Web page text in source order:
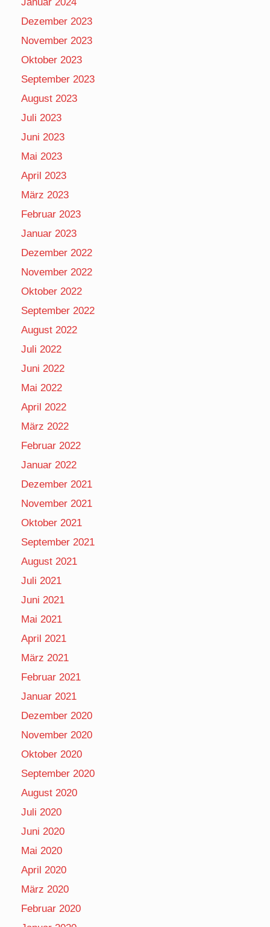
Dezember 2023
November 2023
Oktober 2023
September 2023
August 2023
Juli 2023
Juni 2023
Mai 2023
April 2023
März 2023
Februar 2023
Januar 2023
Dezember 2022
November 2022
Oktober 2022
September 2022
August 2022
Juli 2022
Juni 2022
Mai 2022
April 2022
März 2022
Februar 2022
Januar 2022
Dezember 2021
November 2021
Oktober 2021
September 2021
August 2021
Juli 2021
Juni 2021
Mai 2021
April 2021
März 2021
Februar 2021
Januar 2021
Dezember 2020
November 2020
Oktober 2020
September 2020
August 2020
Juli 2020
Juni 2020
Mai 2020
April 2020
März 2020
Februar 2020